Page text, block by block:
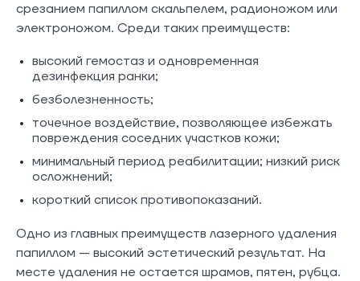
срезанием папиллом скальпелем, радионожом или
электроножом. Среди таких преимуществ:
высокий гемостаз и одновременная
дезинфекция ранки;
безболезненность;
точечное воздействие, позволяющее избежать
повреждения соседних участков кожи;
минимальный период реабилитации; низкий риск
осложнений;
короткий список противопоказаний.
Одно из главных преимуществ лазерного удаления
папиллом — высокий эстетический результат. На
месте удаления не остается шрамов, пятен, рубца.